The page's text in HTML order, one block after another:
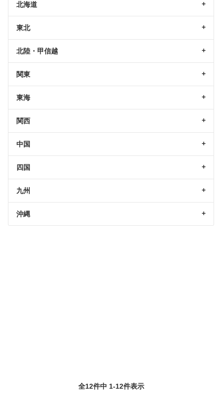
北海道
東北
北陸・甲信越
関東
東海
関西
中国
四国
九州
沖縄
全12件中 1-12件表示